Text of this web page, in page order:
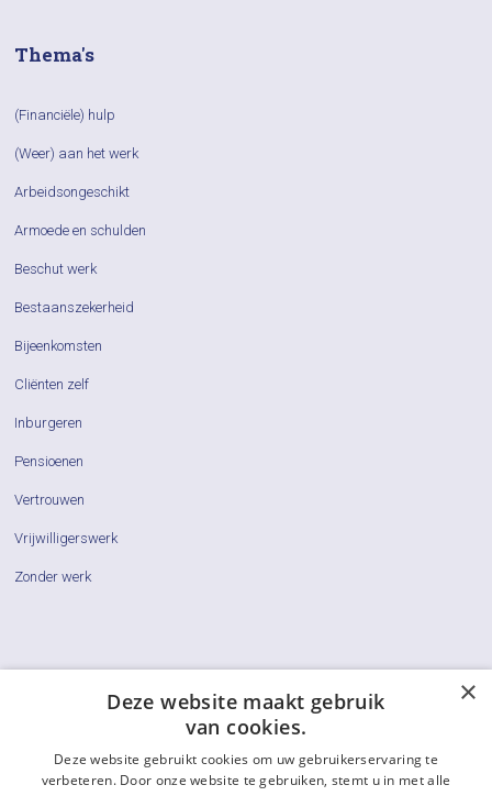
Thema's
(Financiële) hulp
(Weer) aan het werk
Arbeidsongeschikt
Armoede en schulden
Beschut werk
Bestaanszekerheid
Bijeenkomsten
Cliënten zelf
Inburgeren
Pensioenen
Vertrouwen
Vrijwilligerswerk
Zonder werk
Cliëntenraden
Vraag & Antwoord
×
Deze website maakt gebruik
van cookies.
Deze website gebruikt cookies om uw gebruikerservaring te
verbeteren. Door onze website te gebruiken, stemt u in met alle